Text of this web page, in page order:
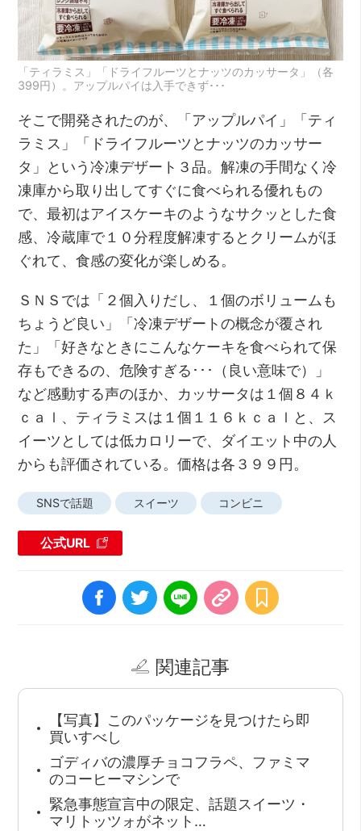
「ティラミス」「ドライフルーツとナッツのカッサータ」（各
399円）。アップルパイは入手できず･･･
そこで開発されたのが、「アップルパイ」「ティ
ラミス」「ドライフルーツとナッツのカッサー
タ」という冷凍デザート３品。解凍の手間なく冷
凍庫から取り出してすぐに食べられる優れもの
で、最初はアイスケーキのようなサクッとした食
感、冷蔵庫で１０分程度解凍するとクリームがほ
ぐれて、食感の変化が楽しめる。
ＳＮＳでは「２個入りだし、１個のボリュームも
ちょうど良い」「冷凍デザートの概念が覆され
た」「好きなときにこんなケーキを食べられて保
存もできるの、危険すぎる･･･（良い意味で）」
など感動する声のほか、カッサータは１個８４ｋ
ｃａｌ、ティラミスは１個１１６ｋｃａｌと、ス
イーツとしては低カロリーで、ダイエット中の人
からも評価されている。価格は各３９９円。
SNSで話題 スイーツ コンビニ
公式URL
関連記事
【写真】このパッケージを見つけたら即
買いすべし
ゴディバの濃厚チョコフラペ、ファミマ
のコーヒーマシンで
緊急事態宣言中の限定、話題スイーツ・
マリトッツォがネット…